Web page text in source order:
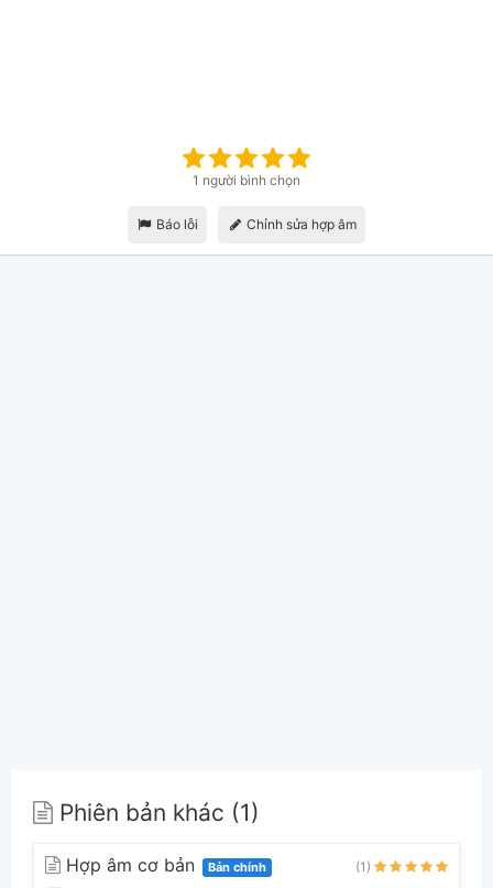
1 người bình chọn
Báo lỗi Chỉnh sửa hợp âm
Phiên bản khác (1)
Hợp âm cơ bản Bản chính (1)